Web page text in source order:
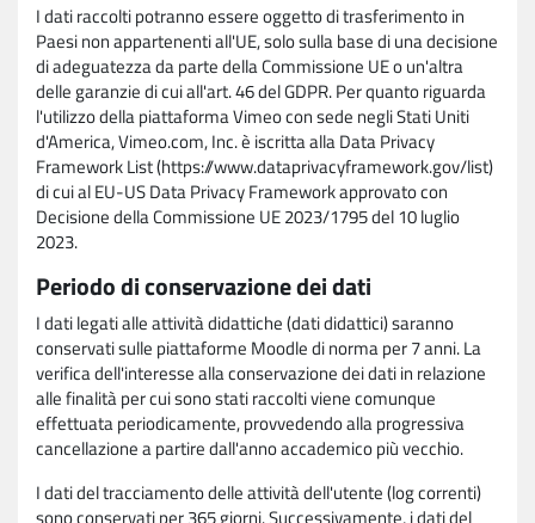
I dati raccolti potranno essere oggetto di trasferimento in
Paesi non appartenenti all'UE, solo sulla base di una decisione
di adeguatezza da parte della Commissione UE o un'altra
delle garanzie di cui all'art. 46 del GDPR. Per quanto riguarda
l'utilizzo della piattaforma Vimeo con sede negli Stati Uniti
d'America, Vimeo.com, Inc. è iscritta alla Data Privacy
Framework List (https://www.dataprivacyframework.gov/list)
di cui al EU-US Data Privacy Framework approvato con
Decisione della Commissione UE 2023/1795 del 10 luglio
2023.
Periodo di conservazione dei dati
I dati legati alle attività didattiche (dati didattici) saranno
conservati sulle piattaforme Moodle di norma per 7 anni. La
verifica dell'interesse alla conservazione dei dati in relazione
alle finalità per cui sono stati raccolti viene comunque
effettuata periodicamente, provvedendo alla progressiva
cancellazione a partire dall'anno accademico più vecchio.
I dati del tracciamento delle attività dell'utente (log correnti)
sono conservati per 365 giorni. Successivamente, i dati del